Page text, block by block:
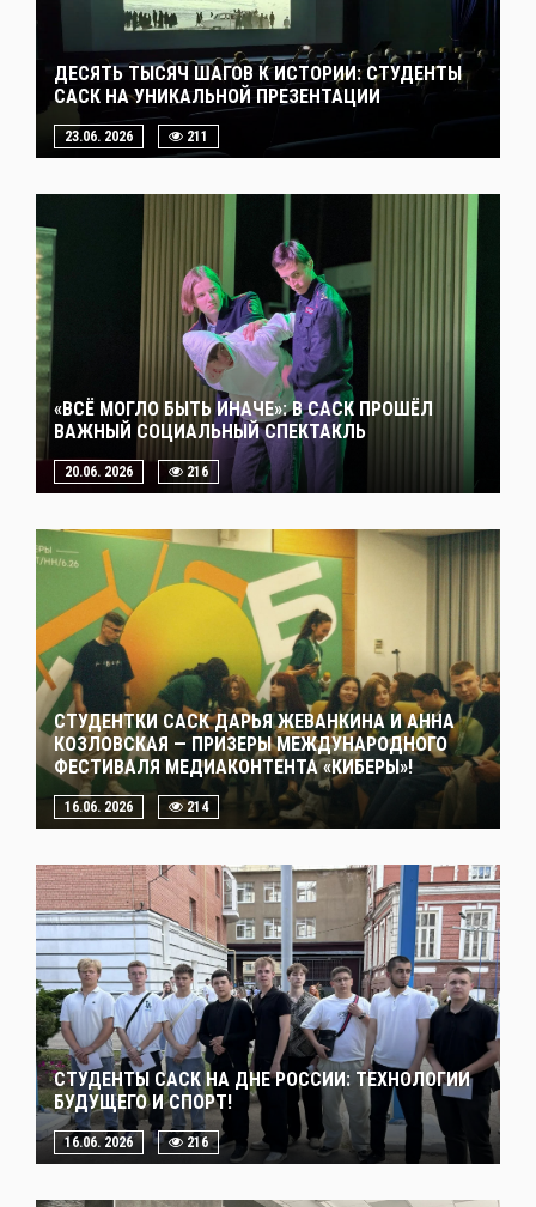
ДЕСЯТЬ ТЫСЯЧ ШАГОВ К ИСТОРИИ: СТУДЕНТЫ
САСК НА УНИКАЛЬНОЙ ПРЕЗЕНТАЦИИ
23.06. 2026 211
«ВСЁ МОГЛО БЫТЬ ИНАЧЕ»: В САСК ПРОШЁЛ
ВАЖНЫЙ СОЦИАЛЬНЫЙ СПЕКТАКЛЬ
20.06. 2026 216
СТУДЕНТКИ САСК ДАРЬЯ ЖЕВАНКИНА И АННА
КОЗЛОВСКАЯ — ПРИЗЕРЫ МЕЖДУНАРОДНОГО
ФЕСТИВАЛЯ МЕДИАКОНТЕНТА «КИБЕРЫ»!
16.06. 2026 214
СТУДЕНТЫ САСК НА ДНЕ РОССИИ: ТЕХНОЛОГИИ
БУДУЩЕГО И СПОРТ!
16.06. 2026 216